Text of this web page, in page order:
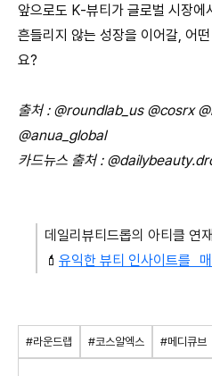
앞으로도 K-뷰티가 글로벌 시장에
흔들리지 않는 성장을 이어갈, 어
요?
출처 : @roundlab_us @cosrx
@anua_global
카드뉴스 출처 :
데일리뷰티드롭의 아티클 연
💄 유익한 뷰티 인사이트를
#라운드랩 #코스알엑스 #메디큐브